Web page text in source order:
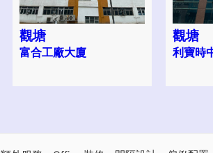
觀塘
富合工廠大廈
觀塘
利寶時